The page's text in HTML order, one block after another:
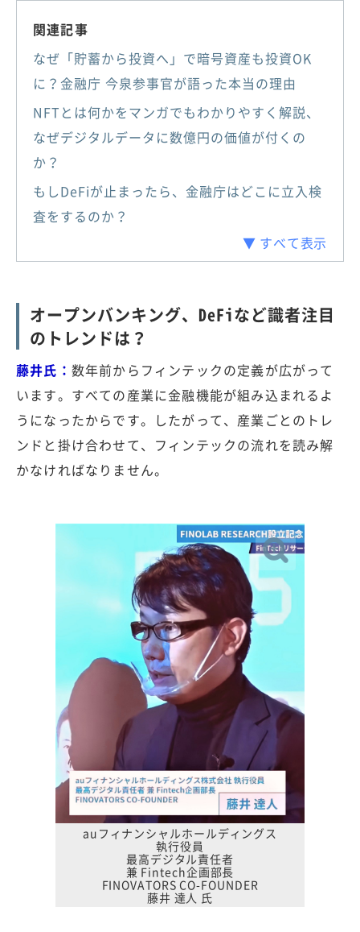
関連記事
なぜ「貯蓄から投資へ」で暗号資産も投資OK
に？金融庁 今泉参事官が語った本当の理由
NFTとは何かをマンガでもわかりやすく解説、
なぜデジタルデータに数億円の価値が付くの
か？
もしDeFiが止まったら、金融庁はどこに立入検
査をするのか？
▼ すべて表示
オープンバンキング、DeFiなど識者注目
のトレンドは？
藤井氏： 数年前からフィンテックの定義が広がって
います。すべての産業に金融機能が組み込まれるよ
うになったからです。したがって、産業ごとのトレ
ンドと掛け合わせて、フィンテックの流れを読み解
かなければなりません。
auフィナンシャルホールディングス
執行役員
最高デジタル責任者
兼 Fintech企画部長
FINOVATORS CO-FOUNDER
藤井 達人 氏